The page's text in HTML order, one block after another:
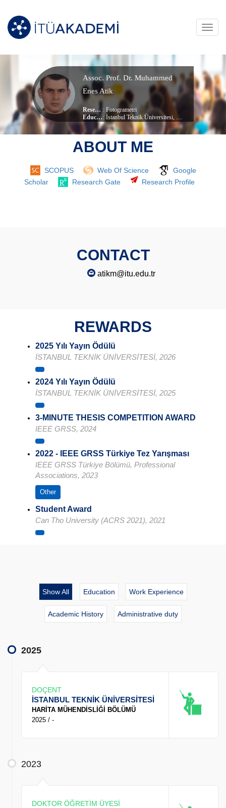
Assoc. Prof. Dr. Muhammed
Enes Atik
Research Area : Fotogrametri
Education Info
: İstanbul Teknik Üniversitesi, Geomatik Mühendisliği (dr) (Doktora)
Current Unit:Civil Engineering, Geomatics Engineering
ABOUT ME
SCOPUS Web Of Science
Google
Scholar
Research Gate Research Profile
CONTACT
atikm@itu.edu.tr
REWARDS
2025 Yılı Yayın Ödülü
İSTANBUL TEKNİK ÜNİVERSİTESİ, 2026
2024 Yılı Yayın Ödülü
İSTANBUL TEKNİK ÜNİVERSİTESİ, 2025
3-MINUTE THESIS COMPETITION AWARD
IEEE GRSS, 2024
2022 - IEEE GRSS Türkiye Tez Yarışması
IEEE GRSS Türkiye Bölümü, Professional
Associations, 2023
Other
Student Award
Can Tho University (ACRS 2021), 2021
Show All Education Work Experience
Academic History Administrative duty
2025
DOÇENT
İSTANBUL TEKNİK ÜNİVERSİTESİ
HARİTA MÜHENDİSLİĞİ BÖLÜMÜ
2025 / -
2023
DOKTOR ÖĞRETİM ÜYESİ